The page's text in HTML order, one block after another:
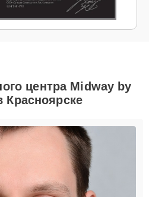
центра Midway by
Красноярске